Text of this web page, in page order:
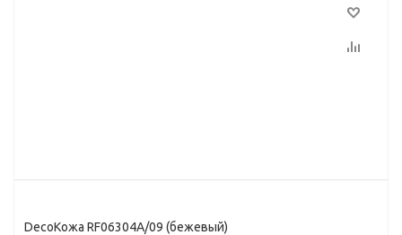
DecoКожа RF06304А/09 (бежевый)